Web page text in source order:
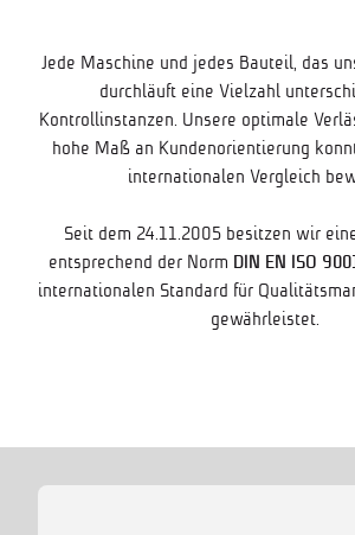
Jede Maschine und jedes Bauteil, das
durchläuft eine Vielzahl
Kontrollinstanzen. Unsere optimale
hohe Maß an Kundenorientierung
internationalen Vergleich
Seit dem 24.11.2005 besitzen wir
entsprechend der Norm DIN EN ISO
internationalen Standard für
gewährleistet.